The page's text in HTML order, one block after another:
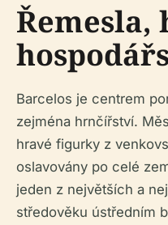
Barcelos je centrem
zejména hrnčířství.
hravé figurky z
oslavovány po celé
jeden z největších a
středověku ústředním